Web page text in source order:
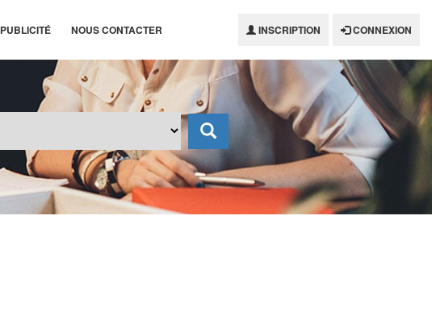
PUBLICITÉ NOUS CONTACTER INSCRIPTION CONNEXION